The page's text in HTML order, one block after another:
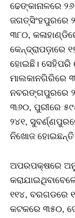
ଢେଙ୍କାନାଳରେ
ଜଗତ୍‌ସିଂହପୁରରେ
୩୮୦,
କେନ୍ଦ୍ରାପଡ଼ାରେ
ହୋଇଛି। ସେହିପରି
ମାଲକାନଗିରିରେ
ନବରଙ୍ଗପୁରରେ
୩୬୦, ପୁରୀରେ
୨୪୧,
ନିଖୋଜ
ଅପରପକ୍ଷରେ
୧୧୪, ବରଗଡରେ
କଟକରେ ୩୫୦,